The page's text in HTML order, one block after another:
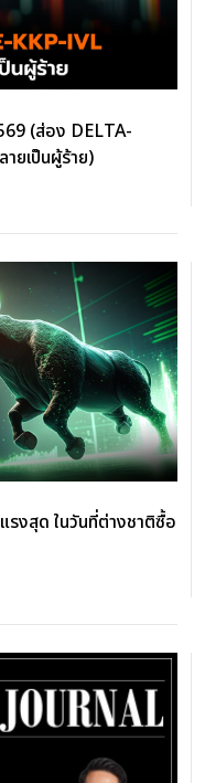
(ส่อง DELTA-
ยเป็นผู้ร้าย)
รงสุด ในวันที่ต่างชาติซื้อ